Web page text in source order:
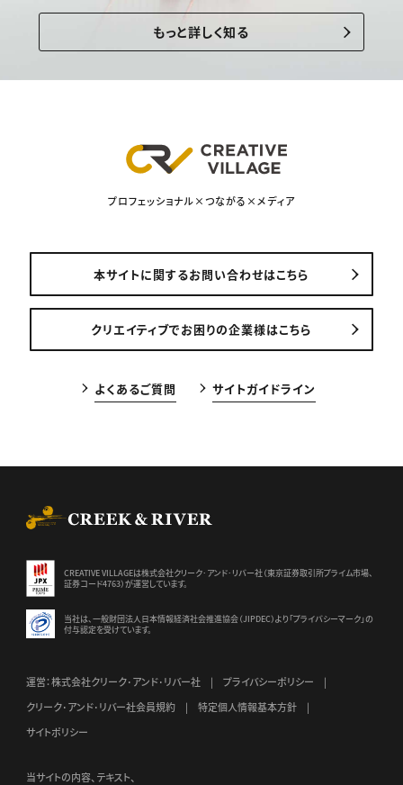
もっと詳しく知る
プロフェッショナル×つながる×メディア
本サイトに関するお問い合わせはこちら
クリエイティブでお困りの企業様はこちら
よくあるご質問 サイトガイドライン
CREATIVE VILLAGEは株式会社クリーク･アンド･リバー社（東京証券取引所プライム市場、
証券コード4763）が運営しています。
当社は、一般財団法人日本情報経済社会推進協会（JIPDEC）より 「プライバシーマーク」の
付与認定を受けています。
運営：株式会社クリーク･アンド･リバー社
プライバシーポリシー
クリーク･アンド･リバー社会員規約
特定個人情報基本方針
サイトポリシー
当サイトの内容、テキスト、